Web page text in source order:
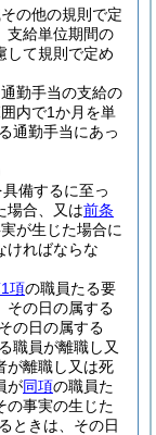
の他の規則で定
支給単位期間の
して規則で定め
勤手当の支給の
内で1か月を単
通勤手当にあっ
備するに至っ
場合、又は前条
が生じた場合に
ければならな
項の職員たる要
その日の属する
の日の属する
職員が離職し又
が離職し又は死
が同項の職員た
の事実の生じた
ときは、その日